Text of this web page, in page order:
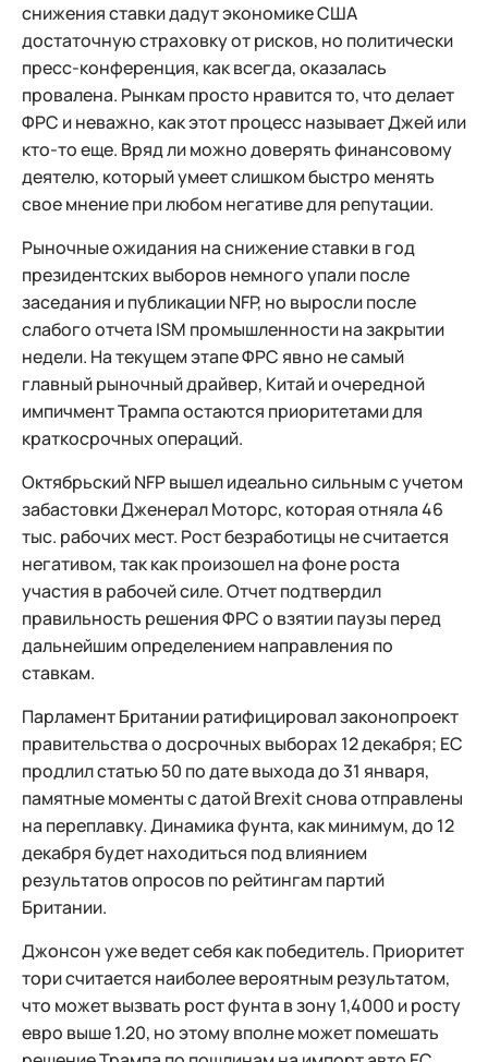
снижения ставки дадут экономике США
достаточную страховку от рисков, но политически
пресс-конференция, как всегда, оказалась
провалена. Рынкам просто нравится то, что делает
ФРС и неважно, как этот процесс называет Джей или
кто-то еще. Вряд ли можно доверять финансовому
деятелю, который умеет слишком быстро менять
свое мнение при любом негативе для репутации.
Рыночные ожидания на снижение ставки в год
президентских выборов немного упали после
заседания и публикации NFP, но выросли после
слабого отчета ISM промышленности на закрытии
недели. На текущем этапе ФРС явно не самый
главный рыночный драйвер, Китай и очередной
импичмент Трампа остаются приоритетами для
краткосрочных операций.
Октябрьский NFP вышел идеально сильным с учетом
забастовки Дженерал Моторс, которая отняла 46
тыс. рабочих мест. Рост безработицы не считается
негативом, так как произошел на фоне роста
участия в рабочей силе. Отчет подтвердил
правильность решения ФРС о взятии паузы перед
дальнейшим определением направления по
ставкам.
Парламент Британии ратифицировал законопроект
правительства о досрочных выборах 12 декабря; ЕС
продлил статью 50 по дате выхода до 31 января,
памятные моменты с датой Brexit снова отправлены
на переплавку. Динамика фунта, как минимум, до 12
декабря будет находиться под влиянием
результатов опросов по рейтингам партий
Британии.
Джонсон уже ведет себя как победитель. Приоритет
тори считается наиболее вероятным результатом,
что может вызвать рост фунта в зону 1,4000 и росту
евро выше 1.20, но этому вполне может помешать